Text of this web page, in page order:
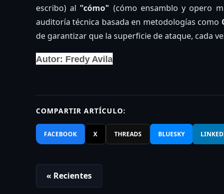
escribo) al "cómo" (cómo ensamblo y opero
auditoría técnica basada en metodologías como
de garantizar que la superficie de ataque, cada
Autor: Fredy Avila
COMPARTIR ARTÍCULO:
FACEBOOK X THREADS BLUESKY
« Recientes